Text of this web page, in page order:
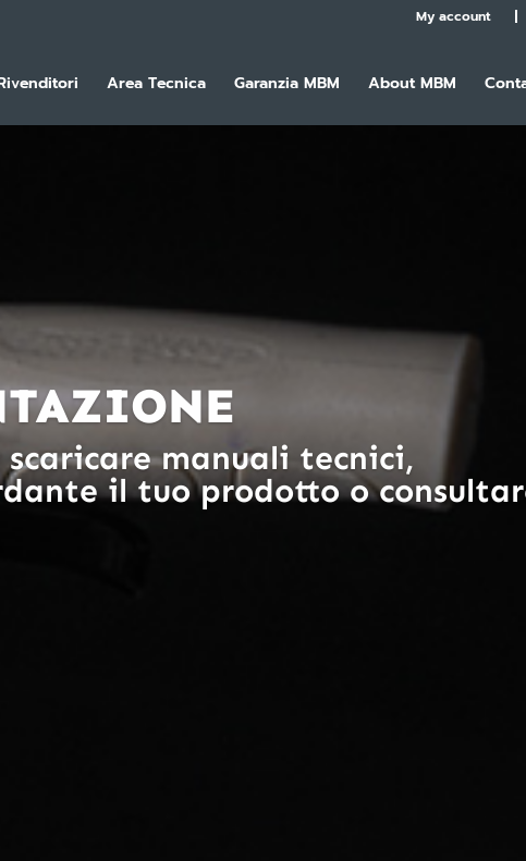
My account
Area Tecnica Garanzia MBM About MBM
manuali tecnici,
il tuo prodotto o